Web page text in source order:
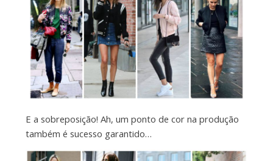
E a sobreposição! Ah, um ponto de cor na produção
também é sucesso garantido…